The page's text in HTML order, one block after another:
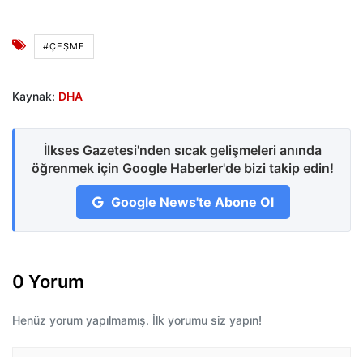
#ÇEŞME
Kaynak: DHA
İlkses Gazetesi'nden sıcak gelişmeleri anında
öğrenmek için Google Haberler'de bizi takip edin!
Google News'te Abone Ol
0 Yorum
Henüz yorum yapılmamış. İlk yorumu siz yapın!